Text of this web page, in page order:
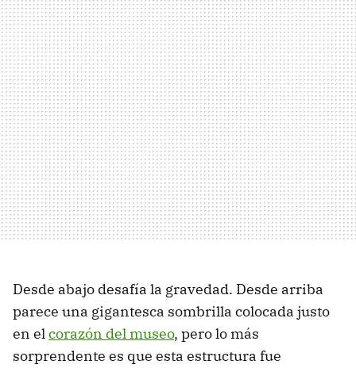
Desde abajo desafía la gravedad. Desde arriba
parece una gigantesca sombrilla colocada justo
en elcorazón del museo, pero lo más
sorprendente es que esta estructura fue